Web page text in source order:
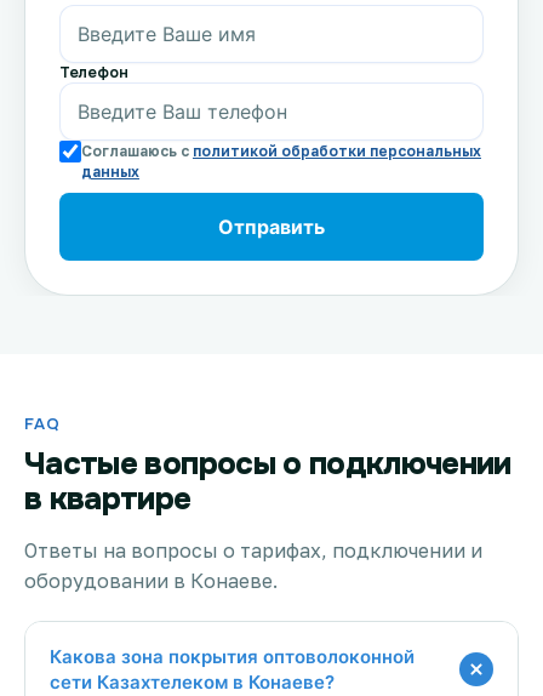
Телефон
Соглашаюсь с политикой обработки персональных
данных
FAQ
Частые вопросы о подключении
в квартире
Ответы на вопросы о тарифах, подключении и
оборудовании в Конаеве.
Какова зона покрытия оптоволоконной
сети Казахтелеком в Конаеве?